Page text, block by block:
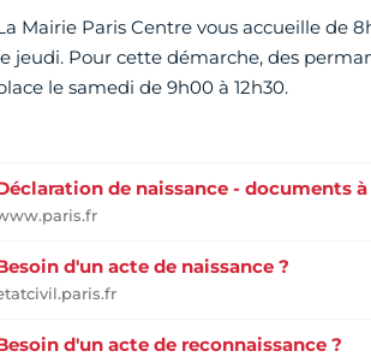
Mairie Paris Centre vous accueille de
jeudi. Pour cette démarche, des
le samedi de 9h00 à 12h30.
de naissance - documents
d'un acte de naissance ?
d'un acte de reconnaissance ?